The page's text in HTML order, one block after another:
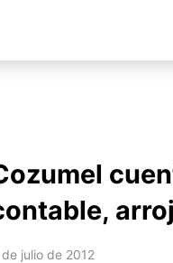
julio de 2012